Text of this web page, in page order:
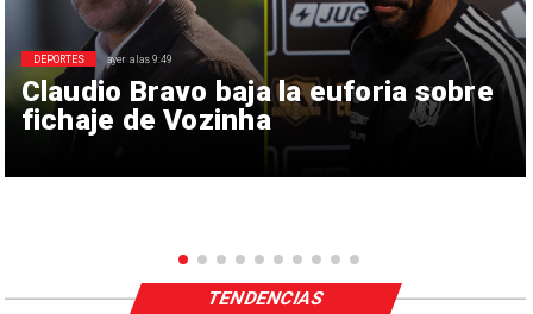
Claudio Bravo baja la euforia sobre
fichaje de Vozinha
DEPORTES ayer a las 9:49
TENDENCIAS